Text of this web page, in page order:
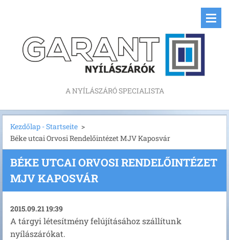
A NYÍLÁSZÁRÓ SPECIALISTA
Kezdőlap - Startseite >
Béke utcai Orvosi Rendelőintézet MJV Kaposvár
BÉKE UTCAI ORVOSI RENDELŐINTÉZET
MJV KAPOSVÁR
2015.09.21 19:39
A tárgyi létesítmény felújításához szállítunk
nyílászárókat.